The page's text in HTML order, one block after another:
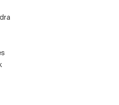
es esencial en el diseño